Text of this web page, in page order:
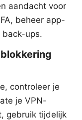
aandacht voor
beheer app-
back-ups.
blokkering
controleer je
je VPN-
gebruik tijdelijk